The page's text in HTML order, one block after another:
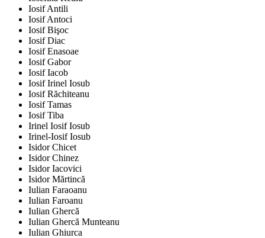
Iosif Antili
Iosif Antoci
Iosif Bişoc
Iosif Diac
Iosif Enasoae
Iosif Gabor
Iosif Iacob
Iosif Irinel Iosub
Iosif Răchiteanu
Iosif Tamas
Iosif Tiba
Irinel Iosif Iosub
Irinel-Iosif Iosub
Isidor Chicet
Isidor Chinez
Isidor Iacovici
Isidor Mărtincă
Iulian Faraoanu
Iulian Faroanu
Iulian Ghercă
Iulian Ghercă Munteanu
Iulian Ghiurca